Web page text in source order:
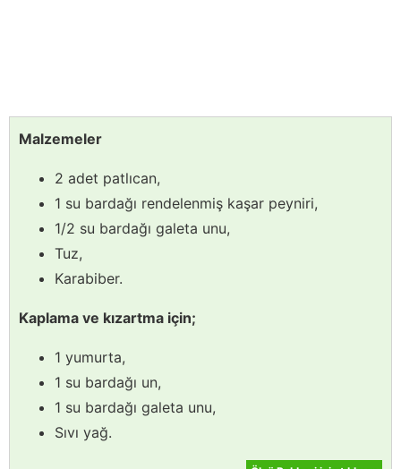
Malzemeler
2 adet patlıcan,
1 su bardağı rendelenmiş kaşar peyniri,
1/2 su bardağı galeta unu,
Tuz,
Karabiber.
Kaplama ve kızartma için;
1 yumurta,
1 su bardağı un,
1 su bardağı galeta unu,
Sıvı yağ.